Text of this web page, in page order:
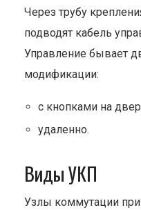
Через трубу
подводят кабель
Управление бывает
модификации:
с кнопками на
удаленно.
Виды УКП
Узлы коммутации